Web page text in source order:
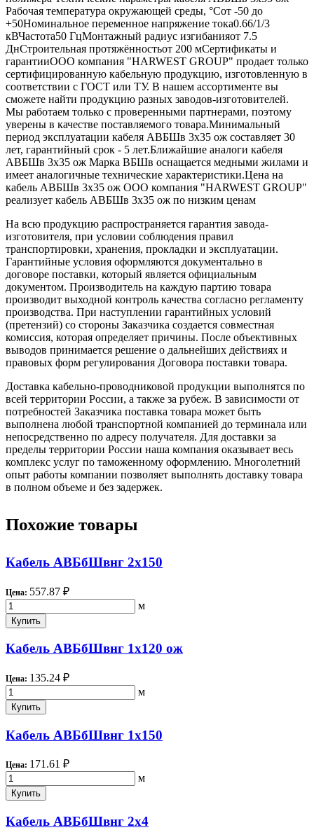
Рабочая температура окружающей среды, °Сот -50 до
+50Номинальное переменное напряжение тока0.66/1/3
кВЧастота50 ГцМонтажный радиус изгибанияот 7.5
ДнСтроительная протяжённостьот 200 мСертификаты и
гарантииООО компания "HARWEST GROUP" продает только
сертифицированную кабельную продукцию, изготовленную в
соответствии с ГОСТ или ТУ. В нашем ассортименте вы
сможете найти продукцию разных заводов-изготовителей.
Мы работаем только с проверенными партнерами, поэтому
уверены в качестве поставляемого товара.Минимальный
период эксплуатации кабеля АВБШв 3х35 ож составляет 30
лет, гарантийный срок - 5 лет.Ближайшие аналоги кабеля
АВБШв 3х35 ож Марка ВБШв оснащается медными жилами и
имеет аналогичные технические характеристики.Цена на
кабель АВБШв 3х35 ож ООО компания "HARWEST GROUP"
реализует кабель АВБШв 3х35 ож по низким ценам
На всю продукцию распространяется гарантия завода-
изготовителя, при условии соблюдения правил
транспортировки, хранения, прокладки и эксплуатации.
Гарантийные условия оформляются документально в
договоре поставки, который является официальным
документом. Производитель на каждую партию товара
производит выходной контроль качества согласно регламенту
производства. При наступлении гарантийных условий
(претензий) со стороны Заказчика создается совместная
комиссия, которая определяет причины. После объективных
выводов принимается решение о дальнейших действиях и
правовых форм регулирования Договора поставки товара.
Доставка кабельно-проводниковой продукции выполнятся по
всей территории России, а также за рубеж. В зависимости от
потребностей Заказчика поставка товара может быть
выполнена любой транспортной компанией до терминала или
непосредственно по адресу получателя. Для доставки за
пределы территории России наша компания оказывает весь
комплекс услуг по таможенному оформлению. Многолетний
опыт работы компании позволяет выполнять доставку товара
в полном объеме и без задержек.
Похожие товары
Кабель АВБбШвнг 2х150
Цена: 557.87 ₽
м
Купить
Кабель АВБбШвнг 1х120 ож
Цена: 135.24 ₽
м
Купить
Кабель АВБбШвнг 1х150
Цена: 171.61 ₽
м
Купить
Кабель АВБбШвнг 2х4